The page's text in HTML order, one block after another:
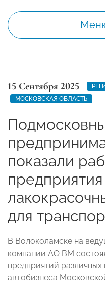
15 Сентября 2025
МОСКОВСКАЯ ОБЛАСТЬ
показали
для
В Волоколамске на
компании АО ВМ
предприятий
автобизнеса